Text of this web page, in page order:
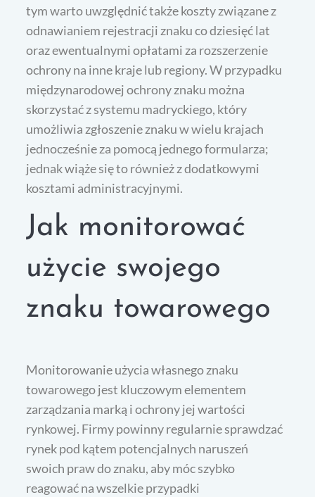
tym warto uwzględnić także koszty związane z
odnawianiem rejestracji znaku co dziesięć lat
oraz ewentualnymi opłatami za rozszerzenie
ochrony na inne kraje lub regiony. W przypadku
międzynarodowej ochrony znaku można
skorzystać z systemu madryckiego, który
umożliwia zgłoszenie znaku w wielu krajach
jednocześnie za pomocą jednego formularza;
jednak wiąże się to również z dodatkowymi
kosztami administracyjnymi.
Jak monitorować
użycie swojego
znaku towarowego
Monitorowanie użycia własnego znaku
towarowego jest kluczowym elementem
zarządzania marką i ochrony jej wartości
rynkowej. Firmy powinny regularnie sprawdzać
rynek pod kątem potencjalnych naruszeń
swoich praw do znaku, aby móc szybko
reagować na wszelkie przypadki